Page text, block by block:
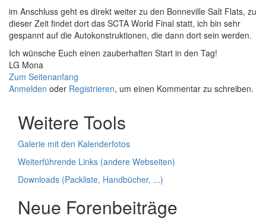
im Anschluss geht es direkt weiter zu den Bonneville Salt Flats, zu
dieser Zeit findet dort das SCTA World Final statt, ich bin sehr
gespannt auf die Autokonstruktionen, die dann dort sein werden.
Ich wünsche Euch einen zauberhaften Start in den Tag!
LG Mona
Zum Seitenanfang
Anmelden oder Registrieren, um einen Kommentar zu schreiben.
Weitere Tools
Galerie mit den Kalenderfotos
Weiterführende Links (andere Webseiten)
Downloads (Packliste, Handbücher, ...)
Neue Forenbeiträge